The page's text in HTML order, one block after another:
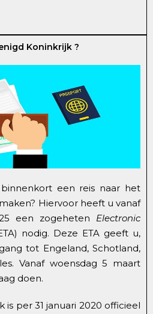
Koninkrijk ?
een reis naar het
Hiervoor heeft u vanaf
een zogeheten Electronic
nodig. Deze ETA geeft u,
tot Engeland, Schotland,
Vanaf woensdag 5 maart
doen.
is per 31 januari 2020 officieel